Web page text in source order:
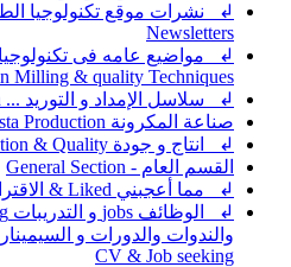
Newsletters
Milling & quality Techniques
↲ سلاسل الإمداد و التوريد ... Supply Chain
صناعة المكرونة Pasta Production
↲ انتاج و جودة Production & Quality
القسم العام - General Section
↲ مما أعجبني Liked & الاقتراحات
CV & Job seeking